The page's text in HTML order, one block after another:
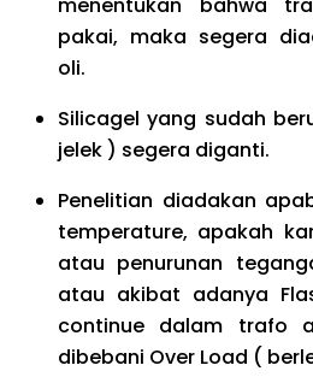
menentukan bahwa
pakai, maka segera
oli.
Silicagel yang sudah
jelek ) segera diganti.
Penelitian diadakan
temperature, apakah
atau penurunan
atau akibat adanya
continue dalam trafo
dibebani Over Load (